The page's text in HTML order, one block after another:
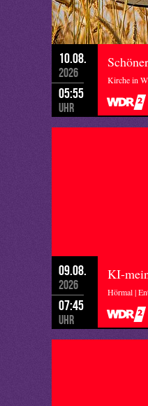
10.08.
2026
05:55
Uhr
Kirche in
09.08.
2026
07:45
Uhr
KI-
Hörmal |